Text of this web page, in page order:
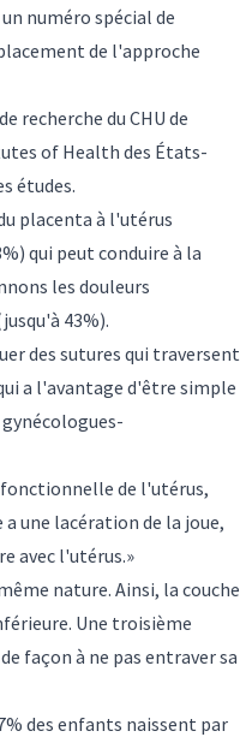
numéro spécial de
de l'approche
recherche du CHU de
of Health des États-
études.
placenta à l'utérus
qui peut conduire à la
les douleurs
43%).
des sutures qui traversent
a l'avantage d'être simple
de l'utérus,
une lacération de la joue,
avec l'utérus.»
nature. Ainsi, la couche
Une troisième
façon à ne pas entraver sa
des enfants naissent par